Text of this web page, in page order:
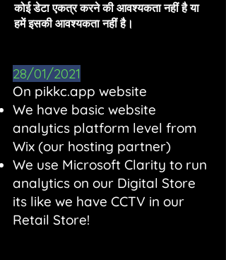
कोई डेटा एकत्र करने की आवश्यकता नहीं है या
हमें इसकी आवश्यकता नहीं है।
28/01/2021
On pikkc.app website
We have basic website
analytics platform level from
Wix (our hosting partner)
We use Microsoft Clarity to run
analytics on our Digital Store
its like we have CCTV in our
Retail Store!